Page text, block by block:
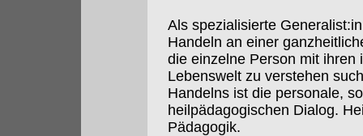
Als spezialisierte
Handeln an einer
die einzelne Person mit ihren
Lebenswelt zu verstehen
Handelns ist die personale,
heilpädagogischen Dialog.
Pädagogik.